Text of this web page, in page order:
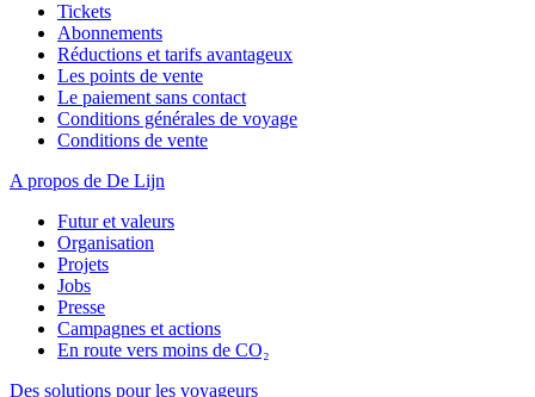
Tickets
Abonnements
Réductions et tarifs avantageux
Les points de vente
Le paiement sans contact
Conditions générales de voyage
Conditions de vente
A propos de De Lijn
Futur et valeurs
Organisation
Projets
Jobs
Presse
Campagnes et actions
En route vers moins de CO₂
Des solutions pour les voyageurs